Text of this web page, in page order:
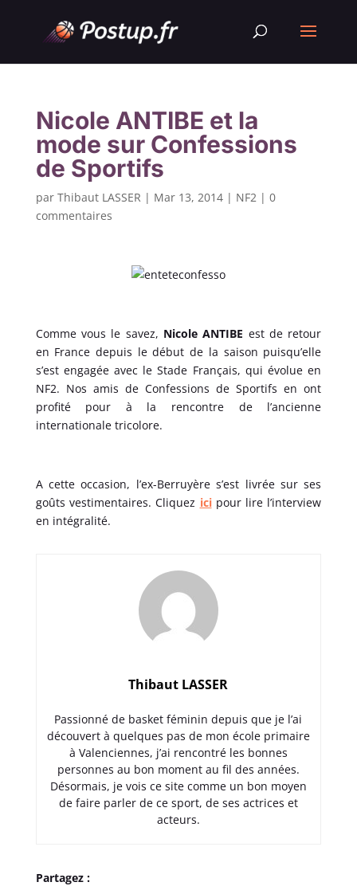
Nicole ANTIBE et la
mode sur Confessions
de Sportifs
par Thibaut LASSER | Mar 13, 2014| NF2| 0
commentaires
Comme vous le savez, Nicole ANTIBE est de retour
en France depuis le début de la saison puisqu’elle
s’est engagée avec le Stade Français, qui évolue en
NF2. Nos amis de Confessions de Sportifs en ont
profité pour à la rencontre de l’ancienne
internationale tricolore.
A cette occasion, l’ex-Berruyère s’est livrée sur ses
goûts vestimentaires. Cliquez icipour lire l’interview
en intégralité.
Thibaut LASSER
Passionné de basket féminin depuis que je l’ai
découvert à quelques pas de mon école primaire
à Valenciennes, j’ai rencontré les bonnes
personnes au bon moment au fil des années.
Désormais, je vois ce site comme un bon moyen
de faire parler de ce sport, de ses actrices et
acteurs.
Partagez :